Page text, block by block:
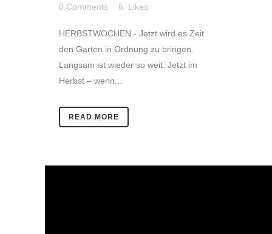
0 Comments
6 Likes
HERBSTWOCHEN - Jetzt wird es Zeit
den Garten in Ordnung zu bringen.
Langsam ist wieder so weit. Jetzt im
Herbst – wenn...
READ MORE